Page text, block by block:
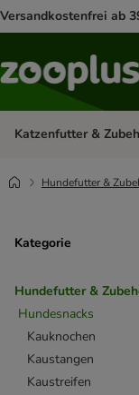
Versandkostenfrei ab
Katzenfutter &
Hundefutter &
Kategorie
Hundefutter &
Hundesnacks
Kauknochen
Kaustangen
Kaustreifen